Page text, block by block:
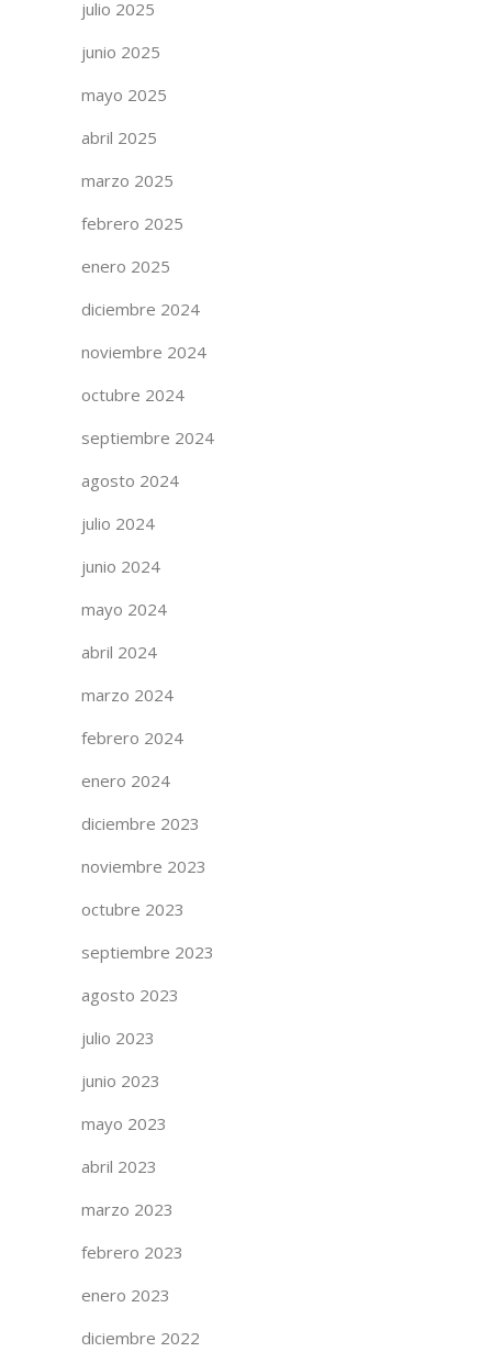
julio 2025
junio 2025
mayo 2025
abril 2025
marzo 2025
febrero 2025
enero 2025
diciembre 2024
noviembre 2024
octubre 2024
septiembre 2024
agosto 2024
julio 2024
junio 2024
mayo 2024
abril 2024
marzo 2024
febrero 2024
enero 2024
diciembre 2023
noviembre 2023
octubre 2023
septiembre 2023
agosto 2023
julio 2023
junio 2023
mayo 2023
abril 2023
marzo 2023
febrero 2023
enero 2023
diciembre 2022